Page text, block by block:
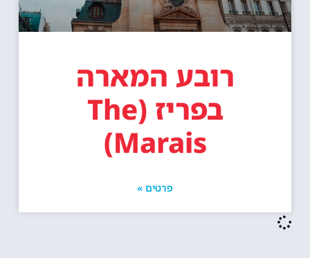
רובע המארה
בפריז (The
Marais)
פרטים »